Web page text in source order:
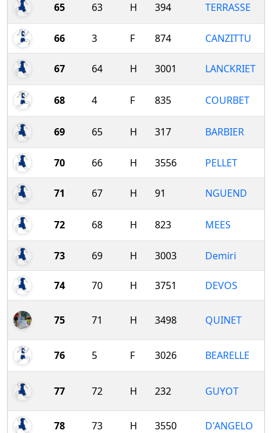
65 63 H 394 TERRASSE
66 3 F 874 CANZITTU
67 64 H 3001 LANCKRIET
68 4 F 835 COURBET
69 65 H 317 BARBIER
70 66 H 3556 PELLET
71 67 H 91 NGUEND
72 68 H 823 MEES
73 69 H 3003 Demiri
74 70 H 3751 DEVOS
75 71 H 3498 QUINET
76 5 F 3026 BEARELLE
77 72 H 232 GUYOT
78 73 H 3550 D'ANGELO